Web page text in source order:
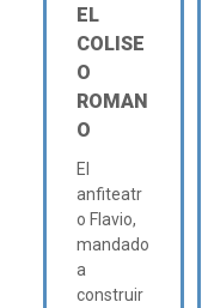
EL
COLISE
O
ROMAN
O
El
anfiteatr
o Flavio,
mandado
a
construir